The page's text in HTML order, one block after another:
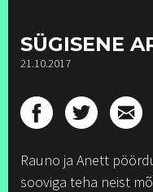
SÜGISENE
21.10.2017
Rauno ja Anett
sooviga teha neist